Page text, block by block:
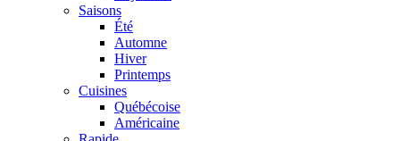
Saisons
Été
Automne
Hiver
Printemps
Cuisines
Québécoise
Américaine